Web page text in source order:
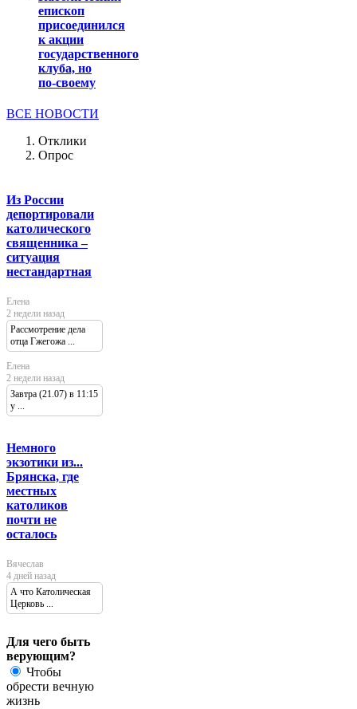
епископ
присоединился
к акции
государственного
клуба, но
по-своему
ВСЕ НОВОСТИ
Отклики
Опрос
Из России
депортировали
католического
священника –
ситуация
нестандартная
Елена
2 недели назад
Рассмотрение дела
отца Гжегожа ...
Елена
2 недели назад
Завтра (21.07) в 11:15
у ...
Немного
экзотики из...
Брянска, где
местных
католиков
почти не
осталось
Вячеслав
4 дней назад
А что Католическая
Церковь ...
Для чего быть
верующим?
Чтобы
обрести вечную
жизнь